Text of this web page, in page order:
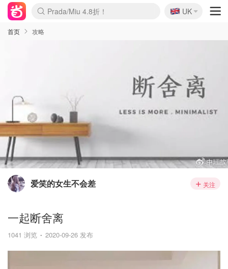
Prada/Miu 4.8折！
🇬🇧
UK
首页 攻略
爱笑的女生不会差 关注
一起断舍离
1041 浏览 2020-09-26 发布